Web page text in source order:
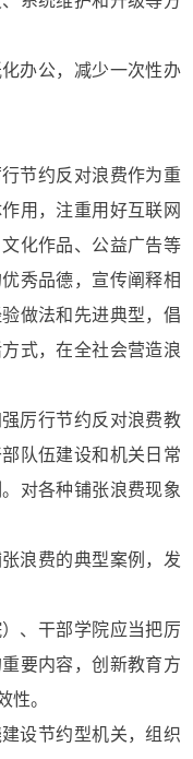
办公，减少一次性办
节约反对浪费作为重
用，注重用好互联网
化作品、公益广告等
秀品德，宣传阐释相
做法和先进典型，倡
式，在全社会营造浪
厉行节约反对浪费教
队伍建设和机关日常
对各种铺张浪费现象
浪费的典型案例，发
、干部学院应当把厉
要内容，创新教育方
性。
设节约型机关，组织